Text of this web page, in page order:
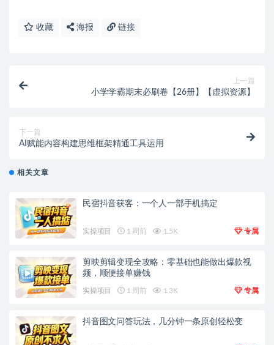
收藏 海报 链接
上一篇
小学学霸期末必刷卷【26册】【虚拟资源】
下一篇
AI赋能内容构建思维框架精通工具运用
相关文章
民宿抖音获客：一个人一部手机搞定
实操项目 1 周前 1.5K 专属
剪映剪辑变现全攻略：零基础也能做出爆款视
频，顺便接单赚钱
实操项目 1 周前 1.3K 专属
抖音图文问答玩法，几分钟一条原创轻松变